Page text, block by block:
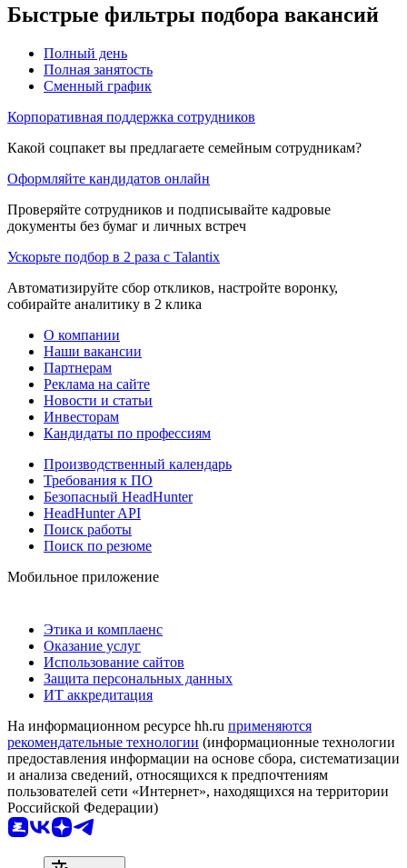
Быстрые фильтры подбора вакансий
Полный день
Полная занятость
Сменный график
Корпоративная поддержка сотрудников
Какой соцпакет вы предлагаете семейным сотрудникам?
Оформляйте кандидатов онлайн
Проверяйте сотрудников и подписывайте кадровые
документы без бумаг и личных встреч
Ускорьте подбор в 2 раза с Talantix
Автоматизируйте сбор откликов, настройте воронку,
собирайте аналитику в 2 клика
О компании
Наши вакансии
Партнерам
Реклама на сайте
Новости и статьи
Инвесторам
Кандидаты по профессиям
Производственный календарь
Требования к ПО
Безопасный HeadHunter
HeadHunter API
Поиск работы
Поиск по резюме
Мобильное приложение
Этика и комплаенс
Оказание услуг
Использование сайтов
Защита персональных данных
ИТ аккредитация
На информационном ресурсе hh.ru применяются
рекомендательные технологии (информационные технологии
предоставления информации на основе сбора, систематизации
и анализа сведений, относящихся к предпочтениям
пользователей сети «Интернет», находящихся на территории
Российской Федерации)